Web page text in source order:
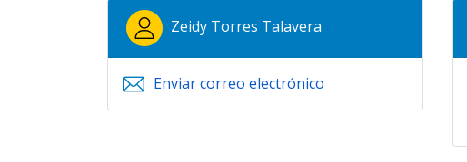
Zeidy Torres Talavera
Enviar correo electrónico